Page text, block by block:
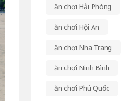
ăn chơi Hải Phòng
ăn chơi Hội An
ăn chơi Nha Trang
ăn chơi Ninh Bình
ăn chơi Phú Quốc